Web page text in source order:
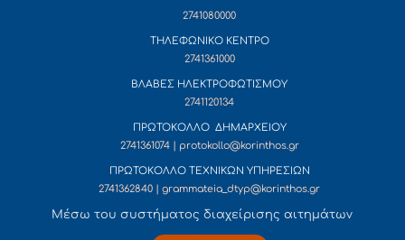
2741080000
ΤΗΛΕΦΩΝΙΚΟ ΚΕΝΤΡΟ
2741361000
ΒΛΑΒΕΣ ΗΛΕΚΤΡΟΦΩΤΙΣΜΟΥ
2741120134
ΠΡΩΤΟΚΟΛΛΟ ΔΗΜΑΡΧΕΙΟΥ
2741361074 | protokollo@korinthos.gr
ΠΡΩΤΟΚΟΛΛΟ ΤΕΧΝΙΚΩΝ ΥΠΗΡΕΣΙΩΝ
2741362840 | grammateia_dtyp@korinthos.gr
Mέσω του συστήματος διαχείρισης αιτημάτων